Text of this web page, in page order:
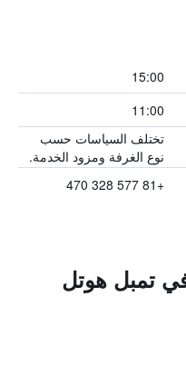
15:00
11:00
تختلف السياسات حسب
نوع الغرفة ومزود الخدمة.
+81 577 328 470
في تمبل هوتل